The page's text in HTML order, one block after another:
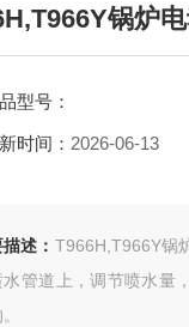
锅炉
型号：
时间： 2026-06-13
述： T966H,T966Y锅
水管道上，调节喷水量